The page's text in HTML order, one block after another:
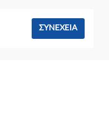
ΣΥΝΈΧΕΙΑ